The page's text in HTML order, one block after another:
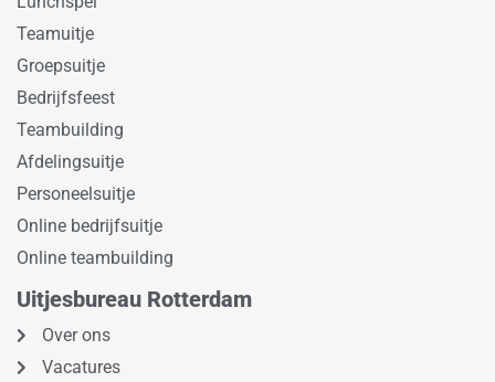
Teamuitje
Groepsuitje
Bedrijfsfeest
Teambuilding
Afdelingsuitje
Personeelsuitje
Online bedrijfsuitje
Online teambuilding
Uitjesbureau Rotterdam
Over ons
Vacatures